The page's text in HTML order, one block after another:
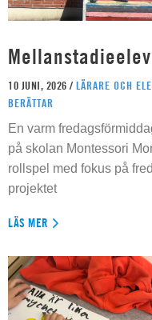
10 JUNI, 2026 / LÄRARE OCH
BERÄTTAR
En varm
på skolan Montessori
rollspel med fokus på
projektet
LÄS MER